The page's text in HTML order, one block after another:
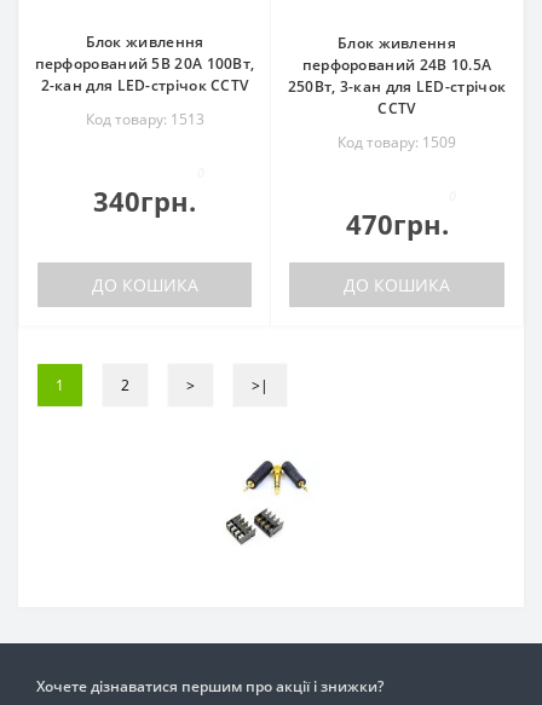
Блок живлення
перфорований 5В 20А 100Вт,
2-кан для LED-стрічок CCTV
Код товару: 1513
340грн.
ДО КОШИКА
Блок живлення
перфорований 24В 10.5А
250Вт, 3-кан для LED-стрічок
CCTV
Код товару: 1509
470грн.
ДО КОШИКА
1 2 > >|
Хочете дізнаватися першим про акції і знижки?